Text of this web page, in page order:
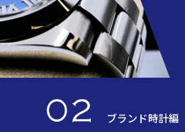
ブランド時計編